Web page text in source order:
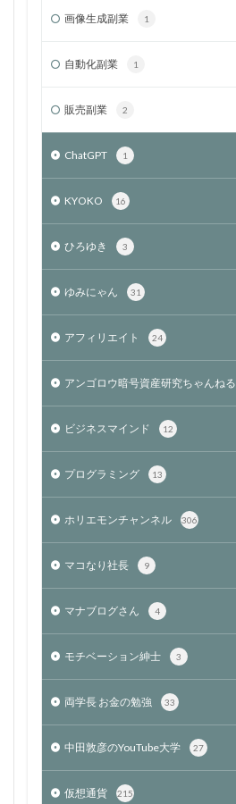
画像生成副業 1
自動化副業 1
販売副業 2
ChatGPT 1
KYOKO 16
ひろゆき 3
ゆみにゃん 31
アフィリエイト 24
アンゴロウ暗号資産研究ちゃんねる
ビジネスマインド 12
プログラミング 13
ホリエモンチャンネル 306
マコなり社長 9
マナブログさん 4
モチベーション紳士 3
両学長 お金の勉強 33
中田敦彦のYouTube大学 27
仮想通貨 215